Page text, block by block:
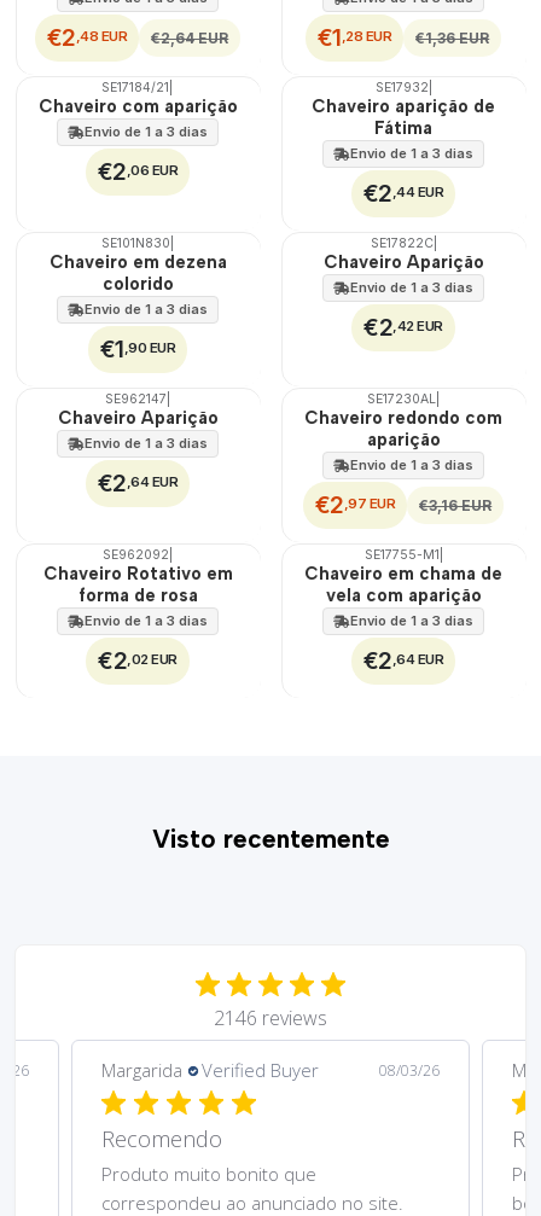
€2,48 EUR €2,64 EUR €1,28 EUR €1,36 EUR
SE17184/21
Chaveiro com aparição
Envio de 1 a 3 dias
€2,06 EUR
SE17932
Chaveiro aparição de
Fátima
Envio de 1 a 3 dias
€2,44 EUR
SE101N830
Chaveiro em dezena
colorido
Envio de 1 a 3 dias
€1,90 EUR
SE17822C|
Chaveiro Aparição
Envio de 1 a 3 dias
€2,42 EUR
SE962147
Chaveiro Aparição
Envio de 1 a 3 dias
€2,64 EUR
DESCONTO
SE17230AL
Chaveiro redondo com
aparição
Envio de 1 a 3 dias
€2,97 EUR €3,16 EUR
SE962092
Chaveiro Rotativo em
forma de rosa
Envio de 1 a 3 dias
€2,02 EUR
SE17755-M1
Chaveiro em chama de
vela com aparição
Envio de 1 a 3 dias
€2,64 EUR
Visto recentemente
2146 reviews
26 Margarida Verified Buyer 08/03/26
Recomendo
Produto muito bonito que
correspondeu ao anunciado no site.